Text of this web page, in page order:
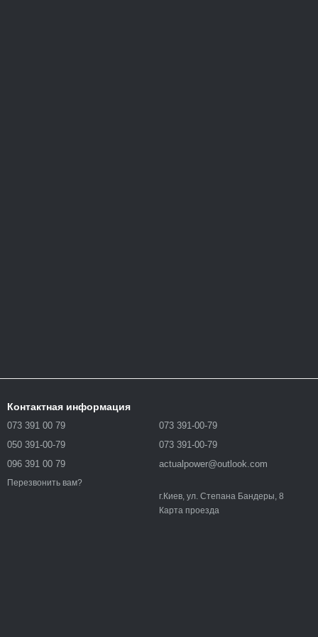
Контактная информация
073 391 00 79
050 391-00-79
096 391 00 79
Перезвонить вам?
073 391-00-79
073 391-00-79
actualpower@outlook.com
г.Киев, ул. Степана Бандеры, 8
Карта проезда